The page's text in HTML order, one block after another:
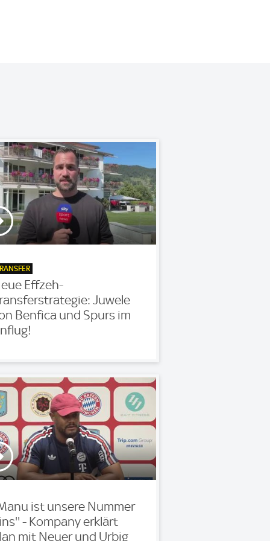
Effzeh-
Juwele
Benfica und Spurs im
ist unsere Nummer
- Kompany erklärt
mit Neuer und Urbig